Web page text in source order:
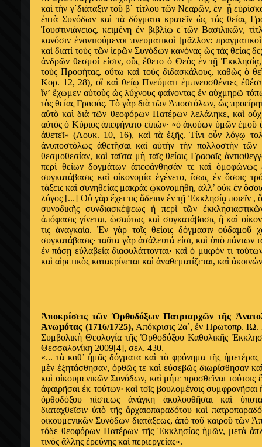
καὶ τὴν γ΄διάταξιν τοῦβ΄ τίτλου τῶν Νεαρῶν,ἐνᾗ εὑ
ἑπτὰ Συνόδων καὶ τὰδόγματα κρατεῖνὡς τάς θείας
Ἰουστινιάνειος, κειμένη ἐν βιβλίῳ ε΄τῶν Βασιλικῶν,
κανόσιν ἐναντιούμενοι πνευματικοὶ [μᾶλλον: πραγματικοὶ
καὶ διατί τοὺς τῶν ἱερῶν Συνόδων κανόνας ὡς τὰς θείας
ἀνδρῶν θεσμοί εἰσιν, οὓςἔθετο ὁΘεὸς ἐν τῇ Ἐκκλησίᾳ
τοὺς Προφήτας, οὕτω καὶ τοὺς διδασκάλους, καθὼς ὁ θε
Κορ. 12, 28), οἳ καὶ θείῳ Πνεύματιἐμπνευσθέντες ἐ
ἵν’ ἔχωμεν αὐτοὺς ὡς λύχνους φαίνονταςἐν αὐχμηρῷ τόπ
τὰς θείας Γραφάς. Τὸ γὰρ διὰ τῶν Ἀποστόλων, ὡς
αὐτὸ καὶ διὰ τῶν θεοφόρων Πατέρων λελάληκε, καὶ οὐ
αὐτὸςὁ Κύριοςἀπεφήνατο εἰπών· «ὁ ἀκούων ὑμῶνἐμοῦ
ἀθετεῖ» (Λουκ. 10, 16), καὶ τὰ ἑξῆς. Τίνι οὖν λόγῳ
ἀνυποστόλως ἀθετῆσαι καὶ αὐτὴν τὴν πολλοστὴν τῶν
θεσμοθεσίαν, καὶ ταῦτα μὴ ταῖς θείαις Γραφαῖς ἀ
περὶ θείων δογμάτων ἀπεφάνθησάν τε καὶ ὁμοφώνως
συγκατάβασις καὶ οἰκονομία ἐγένετο,ἴσως ἐνὅσοις
τάξεις καὶ συνηθείας μακρὰς ᾠκονομήθη, ἀλλ’ οὐκ ἐν ὅ
λόγος [...] Οὐγὰρἔχει τις ἄδειαν ἐν τῇ Ἐκκλησίᾳποιεῖν ,
συνοδικῆς συνδιασκέψεως ἡπερὶ τῶν ἐκκλησιαστικῶ
ἀπόφασις γίνεται,ὡσαύτως καὶ συγκατάβασις ἢκαὶ οἰ
τις ἀναγκαία. Ἐν γὰρ τοῖς θείοις δόγμασιν οὐδαμοῦ
συγκατάβασις· ταῦτα γὰρἀσάλευτά εἰσι, καὶ ὑπὸπάντων τ
ἐν πάσῃ εὐλαβείᾳδιαφυλάττονται· καὶ ὁ μικρόν τι
καὶ αἱρετικὸς κατακρίνεται καὶ ἀναθεματίζεται, καὶ ἀ
Ἀποκρίσεις τῶν Ὀρθοδόξων Πατριαρχῶν τῆς Ἀ
Ἀνωμότας (1716/1725), Ἀπόκρισις 2α΄,ἐν Πρωτοπρ.
Συμβολικὴ Θεολογία τῆς Ὀρθοδόξου Καθολικῆς Ἐ
Θεσσαλονίκη 2009[4], σελ. 430.
«... τὰ καθ’ἡμᾶς δόγματα καὶ τὸφρόνημα τῆς ἡμετέρας
μὲν ἐξητάσθησαν, ὀρθῶς τε καὶ εὐσεβῶς διωρίσθησαν κα
καὶ οἰκουμενικῶν Συνόδων, καὶ μήτε προσθεῖναι τούτοις ἕ
ἀφαιρῆσαιἐκ τούτων· καὶ τοῖς βουλομένοις συμφρονῆσαι
ὀρθοδόξου πίστεως ἀνάγκη ἀκολουθῆσαι καὶ ὑ
διαταχθεῖσινὑπὸ τῆςἀρχαιοπαραδότου καὶ
οἰκουμενικῶν Συνόδων διατάξεως, ἀπὸτοῦ καιροῦτῶν Ἀ
τόδε θεοφόρων Πατέρων τῆς Ἐκκλησίας ἡμῶν, μετὰ ἁ
τινὸς ἄλλης ἐρεύνης καὶ περιεργείας».